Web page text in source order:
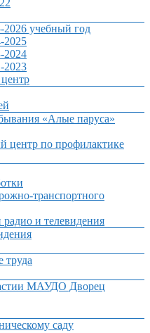
2026 учебный год
2025
2024
2023
«Алые паруса»
центр по профилактике
транспортного
и телевидения
труда
МАУДО Дворец
саду